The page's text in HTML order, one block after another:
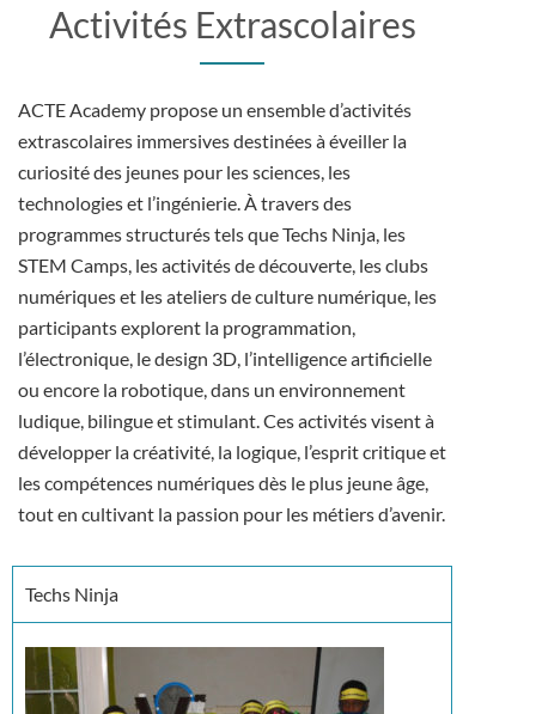
Activités Extrascolaires
ACTE Academy propose un ensemble d’activités
extrascolaires immersives destinées à éveiller la
curiosité des jeunes pour les sciences, les
technologies et l’ingénierie. À travers des
programmes structurés tels que Techs Ninja, les
STEM Camps, les activités de découverte, les clubs
numériques et les ateliers de culture numérique, les
participants explorent la programmation,
l’électronique, le design 3D, l’intelligence artificielle
ou encore la robotique, dans un environnement
ludique, bilingue et stimulant. Ces activités visent à
développer la créativité, la logique, l’esprit critique et
les compétences numériques dès le plus jeune âge,
tout en cultivant la passion pour les métiers d’avenir.
Techs Ninja